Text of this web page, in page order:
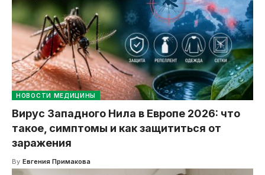
НОВОСТИ МЕДИЦИНЫ
Вирус Западного Нила в Европе 2026: что
такое, симптомы и как защититься от
заражения
By Евгения Примакова